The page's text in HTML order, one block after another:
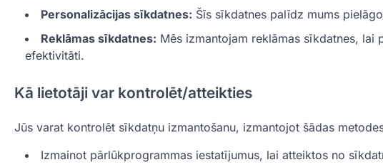
Personalizācijas sīkdatnes: Šīs sīkdatnes palīdz mums
Reklāmas sīkdatnes: Mēs izmantojam reklāmas sīkdatnes,
efektivitāti.
Kā lietotāji var kontrolēt/atteikties
Jūs varat kontrolēt sīkdatņu izmantošanu, izmantojot šādas
Izmainot pārlūkprogrammas iestatījumus, lai atteiktos no